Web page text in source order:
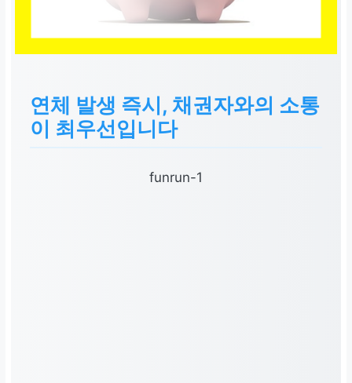
연체 발생 즉시, 채권자와의 소통
이 최우선입니다
funrun-1